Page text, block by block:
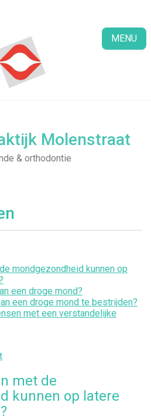
MENU
Molenstraat
& orthodontie
mondgezondheid kunnen op
een droge mond?
een droge mond te bestrijden?
met een verstandelijke
met de
kunnen op latere